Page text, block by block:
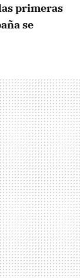
primeras
se